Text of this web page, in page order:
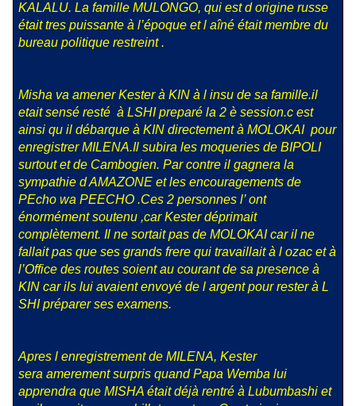
KALALU. La famille MULONGO, qui est d origine russe
était tres puissante à l’époque et l aîné était membre du
bureau politique restreint .
Misha va amener Kester à KIN à l insu de sa famille.il
etait sensé resté à LSHI preparé la 2 è session.c est
ainsi qu il débarque à KIN directement à MOLOKAI pour
enregistrer MILENA.Il subira les moqueries de BIPOLI
surtout et de Cambogien. Par contre il gagnera la
sympathie d AMAZONE et les encouragements de
PEcho wa PEECHO .Ces 2 personnes l’ ont
énormément soutenu ,car Kester déprimait
complètement. Il ne sortait pas de MOLOKAI car il ne
fallait pas que ses grands frere qui travaillait à l ozac et à
l’Office des routes soient au courant de sa presence à
KIN car ils lui avaient envoyé de l argent pour rester à L
SHI préparer ses examens.
Apres l enregistrement de MILENA, Kester
sera amerement surpris quand Papa Wemba lui
apprendra que MISHA était déjà rentré à Lubumbashi et